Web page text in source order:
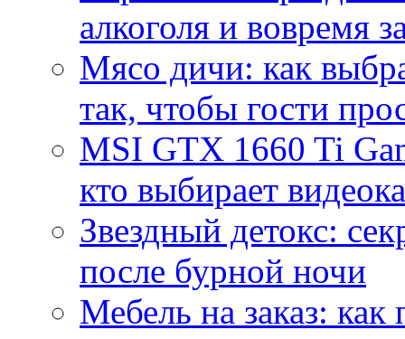
алкоголя и вовремя
Мясо дичи: как
так, чтобы гости
MSI GTX 1660 Ti
кто выбирает
Звездный детокс:
после бурной ночи
Мебель на заказ: